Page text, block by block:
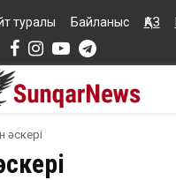
туралы Байланыс ҚАЗ
Facebook
Instagram
YoutubeTelegram
әскері